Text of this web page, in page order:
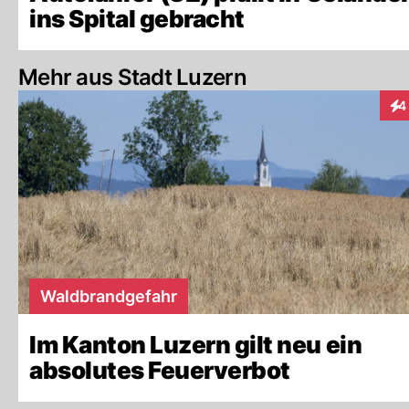
ins Spital gebracht
Mehr aus Stadt Luzern
4
Waldbrandgefahr
Im Kanton Luzern gilt neu ein
absolutes Feuerverbot